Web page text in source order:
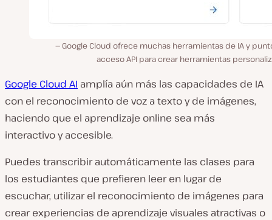
Google Cloud ofrece muchas herramientas de IA y
acceso API para crear herramientas
Google Cloud AI amplía aún más las capacidades de IA
con el reconocimiento de voz a texto y de imágenes,
haciendo que el aprendizaje online sea más
interactivo y accesible.
Puedes transcribir automáticamente las clases para
los estudiantes que prefieren leer en lugar de
escuchar, utilizar el reconocimiento de imágenes para
crear experiencias de aprendizaje visuales atractivas o